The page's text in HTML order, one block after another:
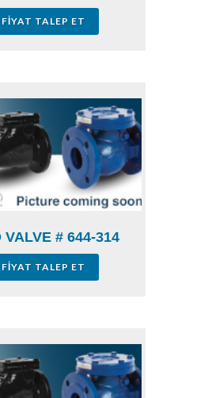
TALEP ET
VALVE # 644-314
TALEP ET